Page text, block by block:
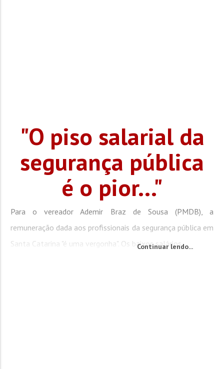
"O piso salarial da
segurança pública
é o pior..."
Para o vereador Ademir Braz de Sousa (PMDB), a
remuneração dada aos profissionais da segurança pública em
Santa Catarina "é uma vergonha". Os baixos salários...
Continuar lendo...